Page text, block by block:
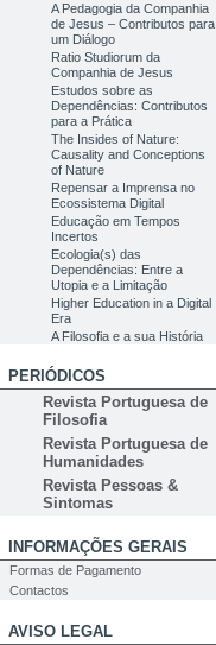
A Pedagogia da Companhia
de Jesus – Contributos para
um Diálogo
Ratio Studiorum da
Companhia de Jesus
Estudos sobre as
Dependências: Contributos
para a Prática
The Insides of Nature:
Causality and Conceptions
of Nature
Repensar a Imprensa no
Ecossistema Digital
Educação em Tempos
Incertos
Ecologia(s) das
Dependências: Entre a
Utopia e a Limitação
Higher Education in a Digital
Era
A Filosofia e a sua História
PERIÓDICOS
Revista Portuguesa de
Filosofia
Revista Portuguesa de
Humanidades
Revista Pessoas &
Sintomas
INFORMAÇÕES GERAIS
Formas de Pagamento
Contactos
AVISO LEGAL